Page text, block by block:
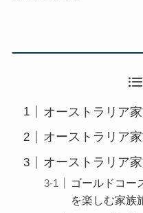
オーストラリア
オーストラリア
オーストラリア
ゴールドコー
を楽しむ家族